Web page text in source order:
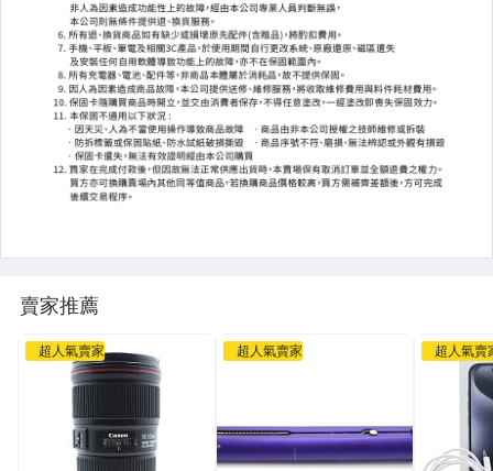
【二手/中古】數位相機
【二手/中古】其它鏡頭系列
【二手/中古】電玩主機
【二手/中古】3C產品
【二手/中古】精品
【二手/中古】RIMOWA行李箱
【二手/中古】腳踏車
【二手/中古】空拍機
賣家推薦
超人氣賣家 超人氣賣家 超人氣賣